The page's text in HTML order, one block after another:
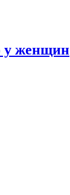
у женщин